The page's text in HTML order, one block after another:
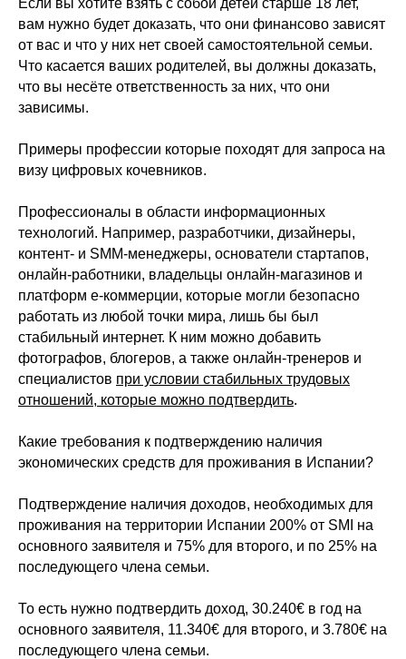
Если вы хотите взять с собой детей старше 18 лет,
вам нужно будет доказать, что они финансово зависят
от вас и что у них нет своей самостоятельной семьи.
Что касается ваших родителей, вы должны доказать,
что вы несёте ответственность за них, что они
зависимы.
Примеры профессии которые походят для запроса на
визу цифровых кочевников.
Профессионалы в области информационных
технологий. Например, разработчики, дизайнеры,
контент- и SMM-менеджеры, основатели стартапов,
онлайн-работники, владельцы онлайн-магазинов и
платформ е-коммерции, которые могли безопасно
работать из любой точки мира, лишь бы был
стабильный интернет. К ним можно добавить
фотографов, блогеров, а также онлайн-тренеров и
специалистов при условии стабильных трудовых
отношений, которые можно подтвердить.
Какие требования к подтверждению наличия
экономических средств для проживания в Испании?
Подтверждение наличия доходов, необходимых для
проживания на территории Испании 200% от SMI на
основного заявителя и 75% для второго, и по 25% на
последующего члена семьи.
То есть нужно подтвердить доход, 30.240€ в год на
основного заявителя, 11.340€ для второго, и 3.780€ на
последующего члена семьи.